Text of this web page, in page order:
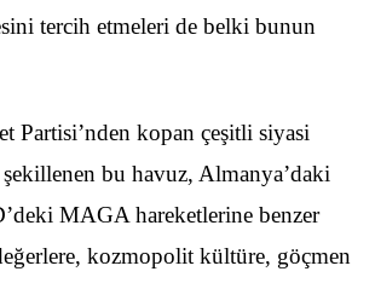
tercih etmeleri de belki bunun
Partisi’nden kopan çeşitli siyasi
şekillenen bu havuz, Almanya’daki
MAGA hareketlerine benzer
kozmopolit kültüre, göçmen